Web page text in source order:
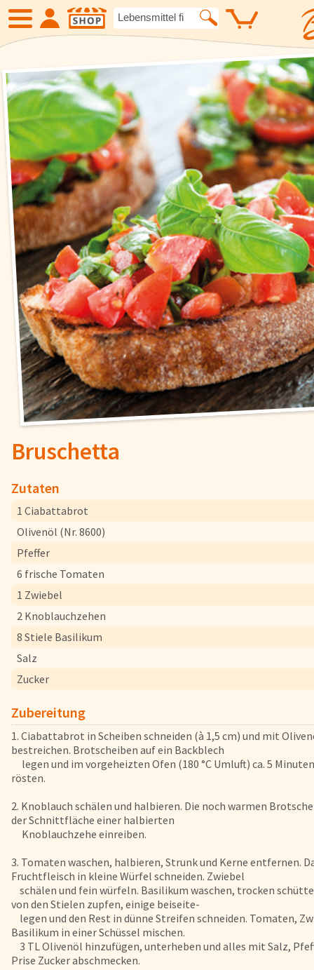
SHOP
Neue Produkte Angebote
Eiskrem Früchte
Gemüse Suppen
Kartoffelspezialitäten Gewürze
Geflügel Fleisch
Fisch Pizzen und
Snacks
Schnelle Mahlzeiten
Über uns
Qualität
Presse & News
Rezepte
Karriere
FAQs
Bezahlung & Lieferung
Nährwerte & Allergene
Herkunftsländer
Warenkorb
Login
Genussflyer
Kontakt
AGB & Datenschutz
Registrieren
Bruschetta
Zutaten
1 Ciabattabrot
Olivenöl (Nr. 8600)
Pfeffer
6 frische Tomaten
1 Zwiebel
2 Knoblauchzehen
8 Stiele Basilikum
Salz
Zucker
Zubereitung
1. Ciabattabrot in Scheiben schneiden (à 1,5 cm) und mit
bestreichen. Brotscheiben auf ein Backblech
legen und im vorgeheizten Ofen (180 °C Umluft) ca. 5
rösten.
2. Knoblauch schälen und halbieren. Die noch warmen
der Schnittfläche einer halbierten
Knoblauchzehe einreiben.
3. Tomaten waschen, halbieren, Strunk und Kerne entfernen.
Fruchtfleisch in kleine Würfel schneiden. Zwiebel
schälen und fein würfeln. Basilikum waschen, trocken
von den Stielen zupfen, einige beiseite-
legen und den Rest in dünne Streifen schneiden. Tomaten,
Basilikum in einer Schüssel mischen.
3 TL Olivenöl hinzufügen, unterheben und alles mit Salz,
Prise Zucker abschmecken.